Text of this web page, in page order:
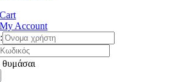
Account